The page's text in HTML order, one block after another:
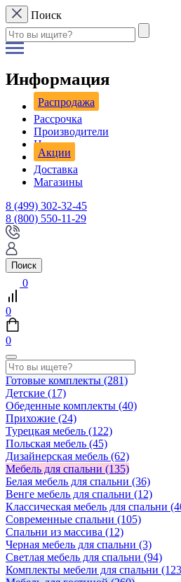
Поиск
Информация
Распродажа
Рассрочка
Производители
Новости
Акции
Доставка
Магазины
8 (499) 302-32-45
8 (800) 550-11-29
Поиск
0
0
0
Готовые комплекты (281)
Детские (17)
Обеденные комплекты (40)
Прихожие (24)
Турецкая мебель (122)
Польская мебель (45)
Дизайнерская мебель (62)
Мебель для спальни (135)
Белая мебель для спальни (36)
Венге мебель для спальни (12)
Классическая мебель для спальни
Современные спальни (105)
Спальни из массива (12)
Черная мебель для спальни (3)
Светлая мебель для спальни (94)
Комплекты мебели для спальни